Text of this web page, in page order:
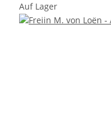
Auf Lager